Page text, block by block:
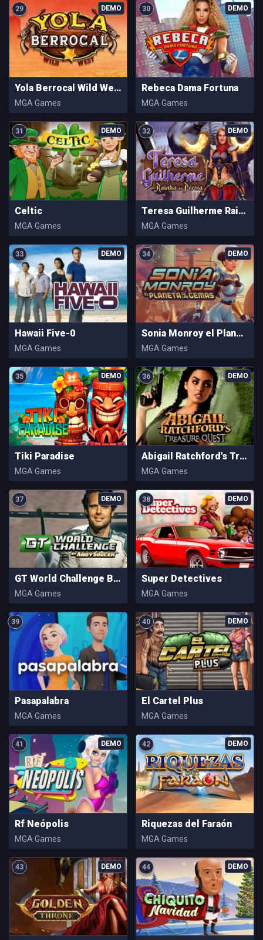
29
Yola Berrocal Wild West
MGA Games
30
Rebeca Dama Fortuna
MGA Games
31
Celtic
MGA Games
32
Teresa Guilherme Rainha Da Persia
MGA Games
33
Hawaii Five-0
MGA Games
34
Sonia Monroy el Planeta de Las Gemas
MGA Games
35
Tiki Paradise
MGA Games
36
Abigail Ratchford's Treasure Quest
MGA Games
37
GT World Challenge By Andy Soucek
MGA Games
38
Super Detectives
MGA Games
39
Pasapalabra
MGA Games
40
El Cartel Plus
MGA Games
41
Rf Neópolis
MGA Games
42
Riquezas del Faraón
MGA Games
43 44